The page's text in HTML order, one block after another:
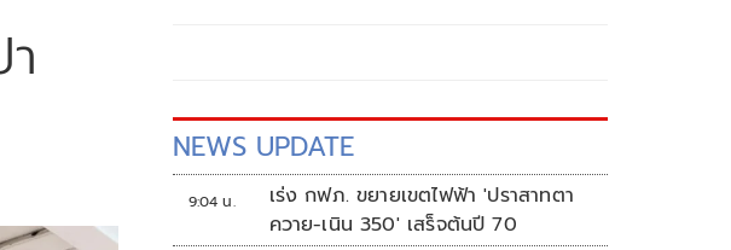
NEWS UPDATE
9:04 น.
เร่ง กฟภ. ขยายเขตไฟฟ้า 'ปราสาทตา
ควาย-เนิน 350' เสร็จต้นปี 70